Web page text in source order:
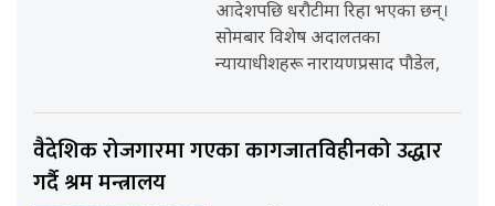
आदेशपछि धरौटीमा रिहा भएका छन्।
सोमबार विशेष अदालतका
न्यायाधीशहरू नारायणप्रसाद पौडेल,
वैदेशिक रोजगारमा गएका कागजातविहीनको उद्धार
गर्दै श्रम मन्त्रालय